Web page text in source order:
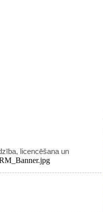
licencēšana un